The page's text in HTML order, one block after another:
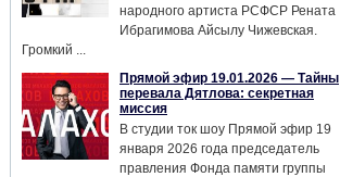
народного артиста РСФСР Рената
Ибрагимова Айсылу Чижевская.
Громкий ...
Прямой эфир 19.01.2026 — Тайны
перевала Дятлова: секретная
миссия
В студии ток шоу Прямой эфир 19
января 2026 года председатель
правления Фонда памяти группы